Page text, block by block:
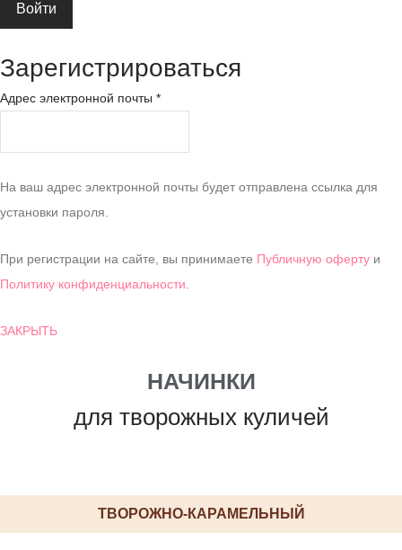
Войти
Зарегистрироваться
Адрес электронной почты *
На ваш адрес электронной почты будет отправлена ссылка для
установки пароля.
При регистрации на сайте, вы принимаете Публичную оферту и
Политику конфиденциальности
ЗАКРЫТЬ
НАЧИНКИ
для творожных куличей
ТВОРОЖНО-КАРАМЕЛЬНЫЙ